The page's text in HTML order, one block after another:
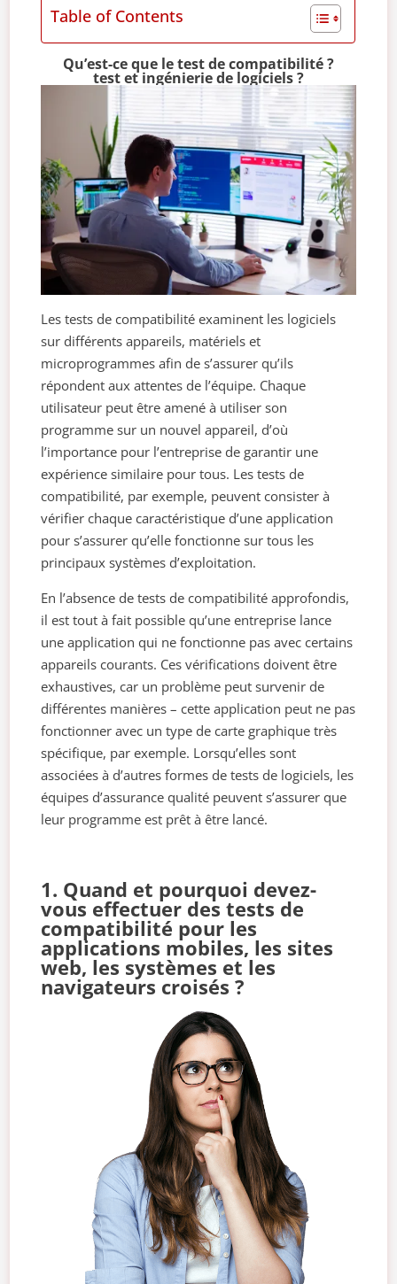
Table of Contents
Qu’est-ce que le test de compatibilité ?
test et ingénierie de logiciels ?
Les tests de compatibilité examinent les logiciels
sur différents appareils, matériels et
microprogrammes afin de s’assurer qu’ils
répondent aux attentes de l’équipe. Chaque
utilisateur peut être amené à utiliser son
programme sur un nouvel appareil, d’où
l’importance pour l’entreprise de garantir une
expérience similaire pour tous. Les tests de
compatibilité, par exemple, peuvent consister à
vérifier chaque caractéristique d’une application
pour s’assurer qu’elle fonctionne sur tous les
principaux systèmes d’exploitation.
En l’absence de tests de compatibilité approfondis,
il est tout à fait possible qu’une entreprise lance
une application qui ne fonctionne pas avec certains
appareils courants. Ces vérifications doivent être
exhaustives, car un problème peut survenir de
différentes manières – cette application peut ne pas
fonctionner avec un type de carte graphique très
spécifique, par exemple. Lorsqu’elles sont
associées à d’autres formes de tests de logiciels, les
équipes d’assurance qualité peuvent s’assurer que
leur programme est prêt à être lancé.
1. Quand et pourquoi devez-
vous effectuer des tests de
compatibilité pour les
applications mobiles, les sites
web, les systèmes et les
navigateurs croisés ?